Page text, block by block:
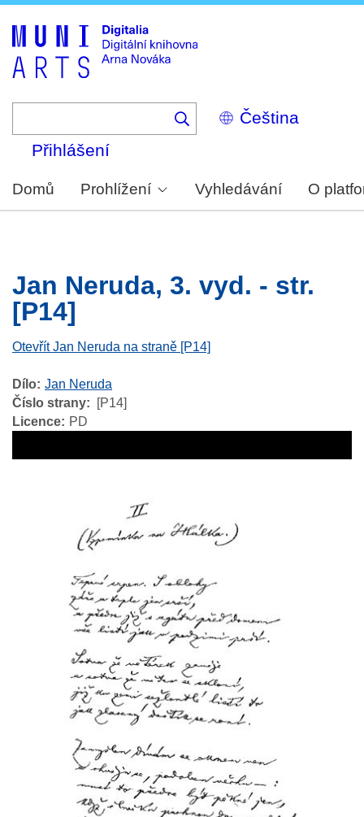
Select
your
Přihlášení
Domů Prohlížení Vyhledávání O
Jan Neruda, 3. vyd. - str.
[P14]
Otevřít Jan Neruda na straně [P14]
Dílo Jan Neruda
Číslo strany
[P14]
Licence
PD